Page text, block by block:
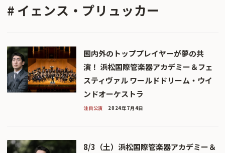
イェンス・プリュッカー
国内外のトッププレイヤーが夢の共
演！ 浜松国際管楽器アカデミー＆フェ
スティヴァル ワールドドリーム・ウイ
ンドオーケストラ
注目公演 2024年7月4日
8/3（土）浜松国際管楽器アカデミー＆